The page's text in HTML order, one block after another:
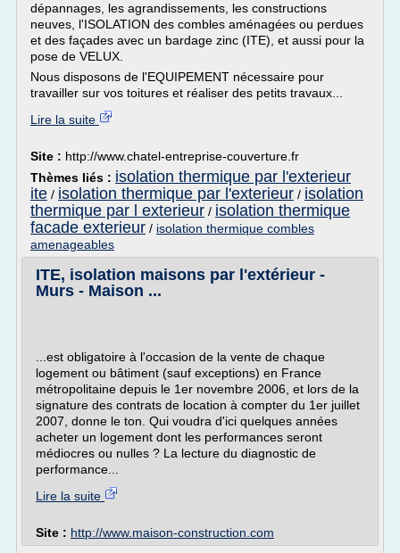
dépannages, les agrandissements, les constructions
neuves, l'ISOLATION des combles aménagées ou perdues
et des façades avec un bardage zinc (ITE), et aussi pour la
pose de VELUX.
Nous disposons de l'EQUIPEMENT nécessaire pour
travailler sur vos toitures et réaliser des petits travaux...
Lire la suite
Site : http://www.chatel-entreprise-couverture.fr
Thèmes liés : isolation thermique par l'exterieur
ite / isolation thermique par l'exterieur / isolation
thermique par l exterieur / isolation thermique
facade exterieur / isolation thermique combles
amenageables
ITE, isolation maisons par l'extérieur -
Murs - Maison ...
...est obligatoire à l'occasion de la vente de chaque
logement ou bâtiment (sauf exceptions) en France
métropolitaine depuis le 1er novembre 2006, et lors de la
signature des contrats de location à compter du 1er juillet
2007, donne le ton. Qui voudra d'ici quelques années
acheter un logement dont les performances seront
médiocres ou nulles ? La lecture du diagnostic de
performance...
Lire la suite
Site : http://www.maison-construction.com